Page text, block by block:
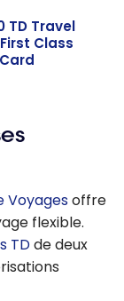
TD Travel
Class
Voyagesoffre
flexible.
TDde deux